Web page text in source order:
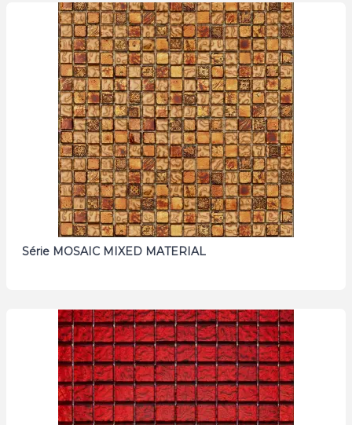
Série MOSAIC MIXED MATERIAL